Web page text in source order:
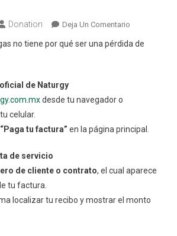
Donation Deja Un ComentarioEn
Naturgy
no tiene por qué ser una pérdida de
de Naturgy
desde tu navegador o
celular.
“Paga tu factura” en la página principal.
de servicio
de cliente o contrato, el cual aparece
tu factura.
localizar tu recibo y mostrar el monto